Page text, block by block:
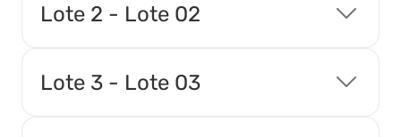
Tipo:Documento
Lote 2 - Lote 02
Lote 3 - Lote 03